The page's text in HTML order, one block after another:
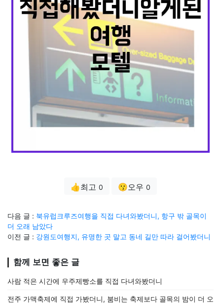
👍최고 0 😗오우 0
다음 글 : 북유럽크루즈여행을 직접 다녀와봤더니, 항구 밖 골목이
더 오래 남았다
이전 글 : 강원도여행지, 유명한 곳 말고 동네 길만 따라 걸어봤더니
함께 보면 좋은 글
사람 적은 시간에 우주제빵소를 직접 다녀와봤더니
전주 가맥축제에 직접 가봤더니, 붐비는 축제보다 골목의 밤이 더 오